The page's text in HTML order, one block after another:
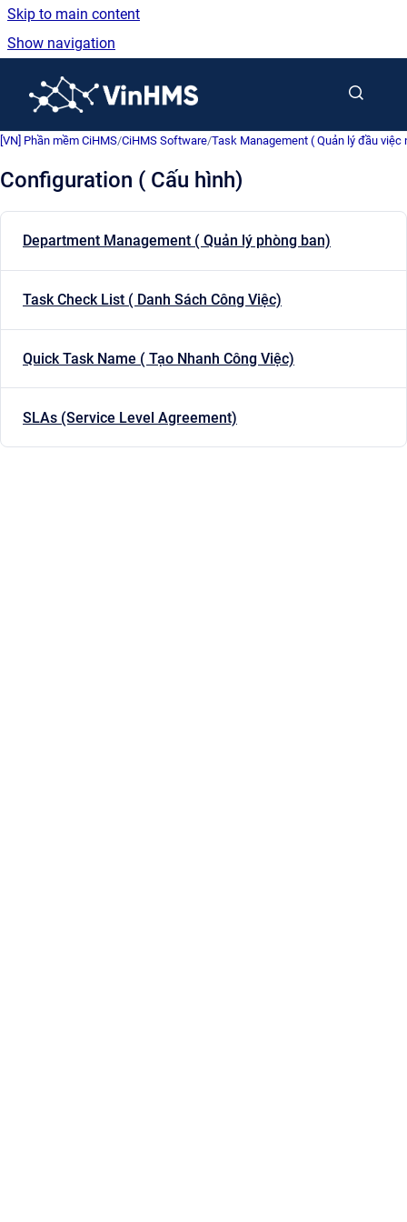
Skip to main content
Show navigation
[VN] Phần mềm CiHMS/CiHMS Software/Task Management ( Quản lý đầu việc
Configuration ( Cấu hình)
Department Management ( Quản lý phòng ban)
Task Check List ( Danh Sách Công Việc)
Quick Task Name ( Tạo Nhanh Công Việc)
SLAs (Service Level Agreement)